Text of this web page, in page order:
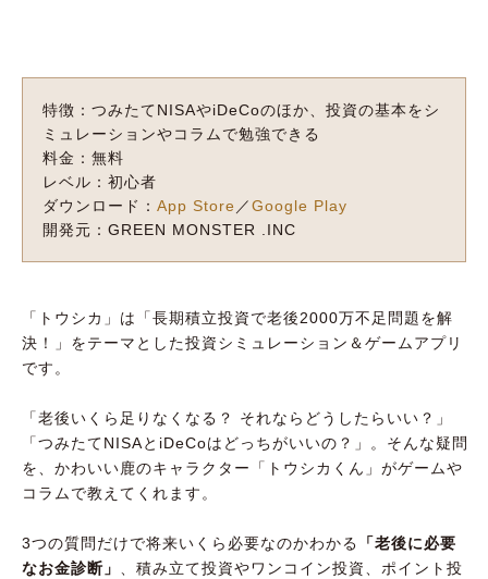
特徴：つみたてNISAやiDeCoのほか、投資の基本をシ
ミュレーションやコラムで勉強できる
料金：無料
レベル：初心者
ダウンロード：App Store ／Google Play
開発元：GREEN MONSTER .INC
「トウシカ」は「長期積立投資で老後2000万不足問題を解
決！」をテーマとした投資シミュレーション＆ゲームアプリ
です。
「老後いくら足りなくなる？ それならどうしたらいい？」
「つみたてNISAとiDeCoはどっちがいいの？」。そんな疑問
を、かわいい鹿のキャラクター「トウシカくん」がゲームや
コラムで教えてくれます。
3つの質問だけで将来いくら必要なのかわかる
「老後に必要
なお金診断」 、積み立て投資やワンコイン投資、ポイント投